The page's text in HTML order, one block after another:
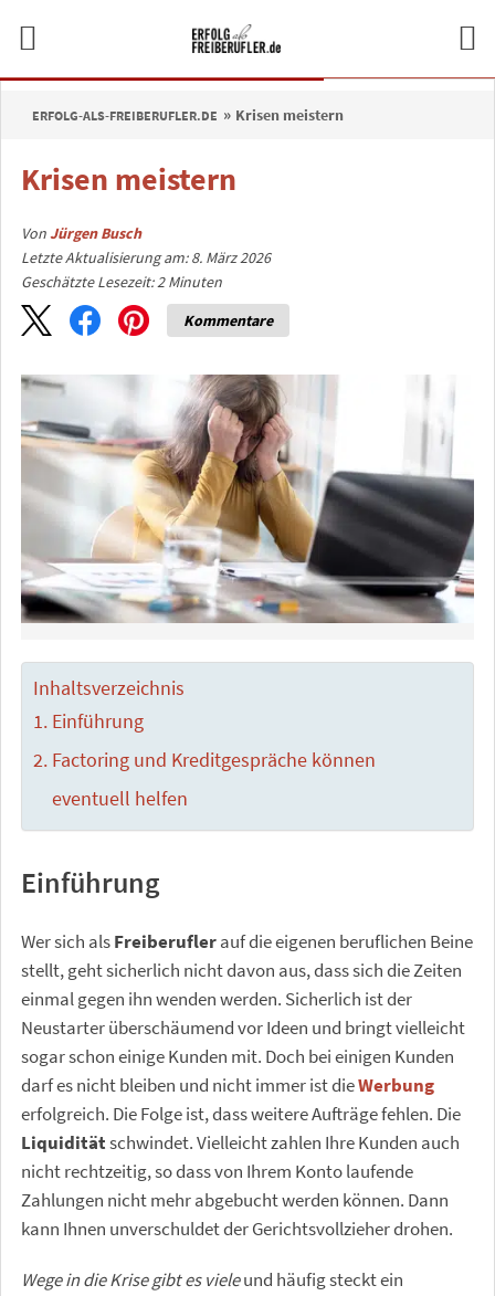
ERFOLG-ALS-FREIBERUFLER.DE Krisen meistern
Krisen meistern
VonJürgen Busch
Letzte Aktualisierung am: 8. März 2026
Geschätzte Lesezeit:2 Minuten
Kommentare
Inhaltsverzeichnis
Einführung
Factoring und Kreditgespräche können
eventuell helfen
Einführung
Wer sich alsFreiberuflerauf die eigenen beruflichen Beine
stellt, geht sicherlich nicht davon aus, dass sich die Zeiten
einmal gegen ihn wenden werden. Sicherlich ist der
Neustarter überschäumend vor Ideen und bringt vielleicht
sogar schon einige Kunden mit. Doch bei einigen Kunden
darf es nicht bleiben und nicht immer ist dieWerbung
erfolgreich. Die Folge ist, dass weitere Aufträge fehlen. Die
Liquiditätschwindet. Vielleicht zahlen Ihre Kunden auch
nicht rechtzeitig, so dass von Ihrem Konto laufende
Zahlungen nicht mehr abgebucht werden können. Dann
kann Ihnen unverschuldet der Gerichtsvollzieher drohen.
Wege in die Krise gibt es vieleund häufig steckt ein